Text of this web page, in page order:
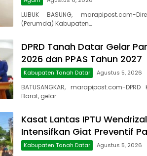
LUBUK BASUNG, marapipost.com-
(Perumda) Kabupaten…
DPRD Tanah Datar Gelar
2026 dan PPAS Tahun 2027
Kabupaten Tanah Datar Agustus 5, 2026
BATUSANGKAR, marapipost.com-
Barat, gelar…
Kasat Lantas IPTU
Intensifkan Giat Preventif
Kabupaten Tanah Datar Agustus 5, 2026